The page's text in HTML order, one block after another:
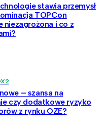
stawia przemysł
TOPCon
niezagrożona i co z
– szansa na
czy dodatkowe ryzyko
z rynku OZE?